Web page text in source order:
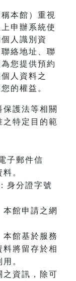
本館）重視
申辦系統使
人識別資
絡地址、聯
您提供預約
人資料之
的權益。
護法等相關
特定目的範
子郵件信
。
身分證字號
館申請之網
館基於服務
料將留存於相
。
之資訊，除可